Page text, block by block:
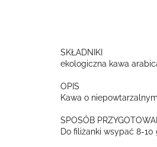
SKŁADNIKI
ekologiczna kawa
OPIS
Kawa o
SPOSÓB
Do filiżanki wsypać 8-